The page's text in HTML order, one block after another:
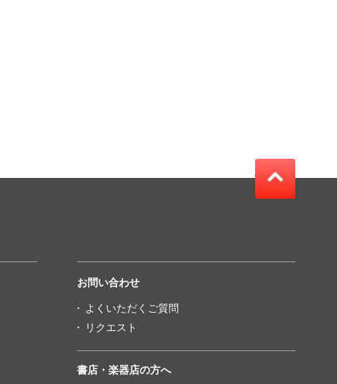
お問い合わせ
よくいただくご質問
リクエスト
書店・楽器店の方へ